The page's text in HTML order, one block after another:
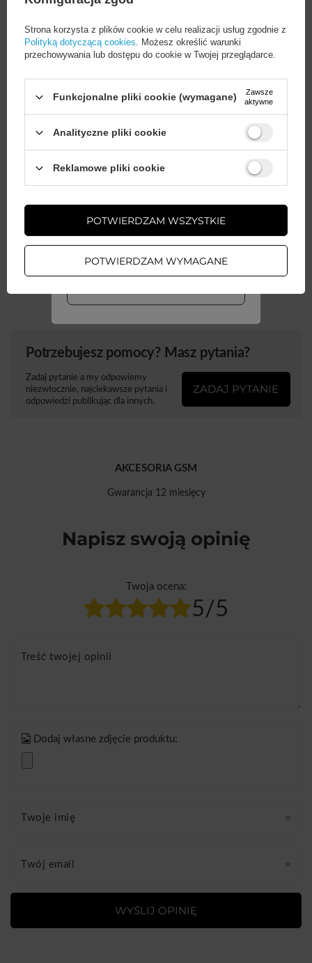
Seria 3mk HardGlass
Gwarancja Akcesoria GSM
Szerokość opakowania
0
Głębokość opakowania
0
Potrzebujesz pomocy? Masz pytania?
Zadaj pytanie a my odpowiemy
niezwłocznie, najciekawsze pytania i
odpowiedzi publikując dla innych.
ZADAJ PYTANIE
AKCESORIA GSM
Gwarancja 12 miesięcy
Napisz swoją opinię
Twoja ocena:
5/5
Treść twojej opinii
Dodaj własne zdjęcie produktu:
Twoje imię
Twój email
WYŚLIJ OPINIĘ
Wystarczy założyć konto
odblokować zniżki na kolejne
ZAŁÓŻ KONTO
Strona korzysta z plików cookie w celu realizacji usług zgodnie z
Polityką dotyczącą cookies . Możesz określić warunki
przechowywania lub dostępu do cookie w Twojej przeglądarce.
Funkcjonalne pliki cookie (wymagane)
Zawsze
aktywne
Analityczne pliki cookie
Reklamowe pliki cookie
POTWIERDZAM WYMAGANE
POTWIERDZAM WSZYSTKIE